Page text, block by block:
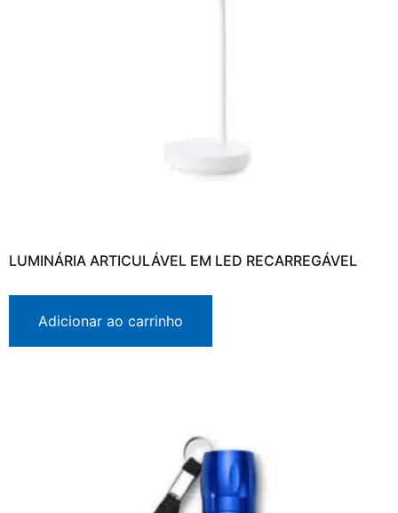
LUMINÁRIA ARTICULÁVEL EM LED RECARREGÁVEL
Adicionar ao carrinho